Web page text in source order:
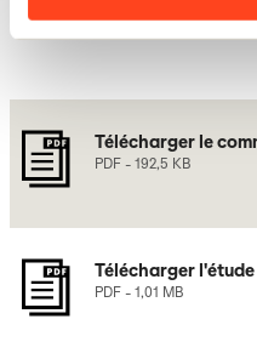
Télécharger le
PDF - 192,5 KB
Télécharger
PDF - 1,01 MB